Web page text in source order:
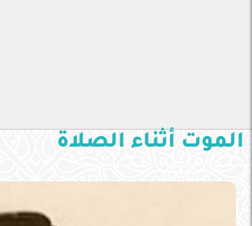
الموت أثناء الصلاة